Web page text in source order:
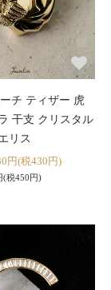
ーチ ティザー 虎
干支 クリスタル
リス
円(税430円)
(税450円)